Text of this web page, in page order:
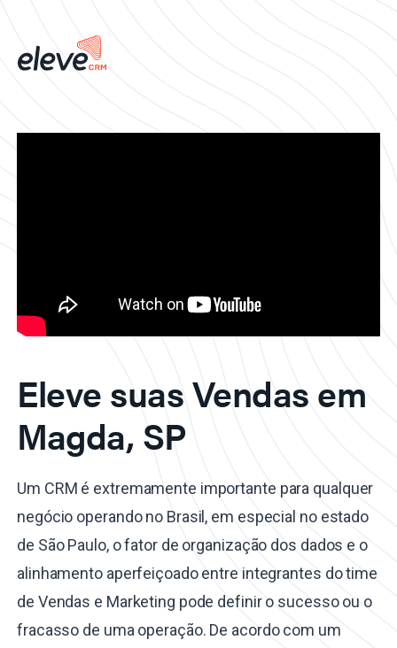
Eleve suas Vendas em
Magda, SP
Um CRM é extremamente importante para qualquer
negócio operando no Brasil, em especial no estado
de São Paulo, o fator de organização dos dados e o
alinhamento aperfeiçoado entre integrantes do time
de Vendas e Marketing pode definir o sucesso ou o
fracasso de uma operação. De acordo com um